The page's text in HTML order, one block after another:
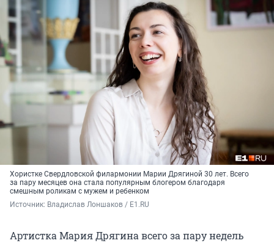
Хористке Свердловской филармонии Марии Дрягиной 30 лет. Всего
за пару месяцев она стала популярным блогером благодаря
смешным роликам с мужем и ребенком
Источник: Владислав Лоншаков / E1.RU
Артистка Мария Дрягина всего за пару недель